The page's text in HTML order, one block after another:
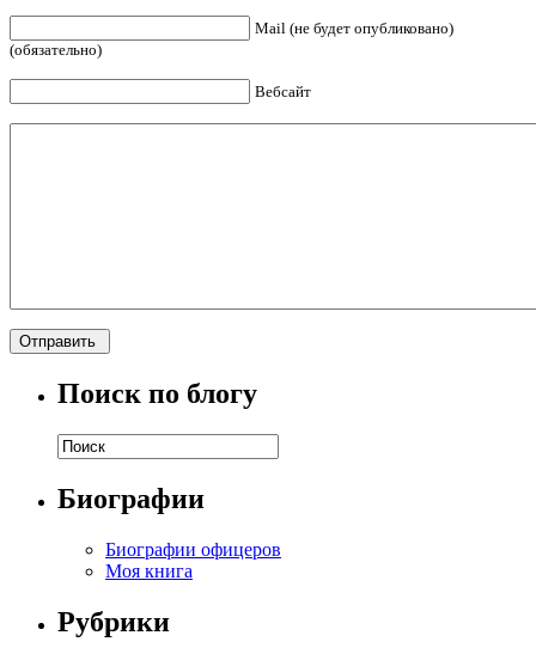
Mail (не будет опубликовано)
(обязательно)
Вебсайт
Поиск по блогу
Биографии
Биографии офицеров
Моя книга
Рубрики